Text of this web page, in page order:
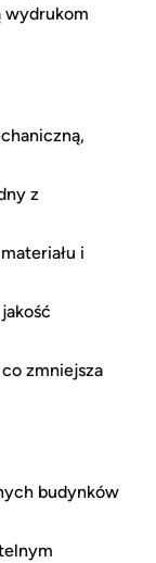
wydrukom
z
i
zmniejsza
budynków